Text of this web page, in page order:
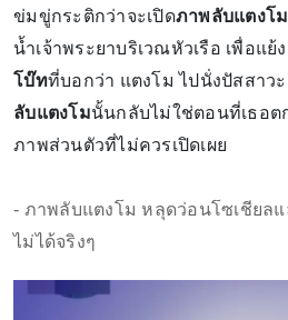
ข่มขู่กระติกว่าจะเปิดภาพลับแตงโม
น้ำเจ้าพระยาบริเวณหัวเรือ เพื่อแย้
โบ๊ทที่บอกว่า แตงโม ไปนั่งปัสสาว
ลับแตงโมนั้นกลับไม่ใช่ตอนที่เธอต
ภาพส่วนตัวที่ไม่ควรเปิดเผย
- ภาพลับแตงโม หลุดว่อนโซเชียล
ไม่ได้จริงๆ